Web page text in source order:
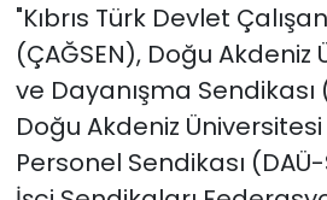
"Kıbrıs Türk Devlet
(ÇAĞSEN), Doğu Akdeniz
ve Dayanışma Sendikası
Doğu Akdeniz
Personel Sendikası